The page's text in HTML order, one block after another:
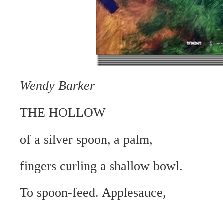
Wendy Barker
THE HOLLOW
of a silver spoon, a palm,
fingers curling a shallow bowl.
To spoon-feed. Applesauce,